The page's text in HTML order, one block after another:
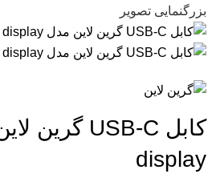
بزرگنمایی تصویر
display